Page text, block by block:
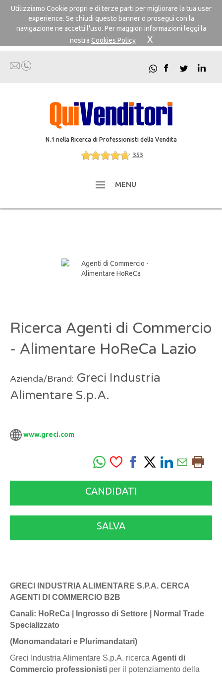
Utilizziamo Cookie propri e di terze parti per migliorare la tua user
experience. Se chiudi questo banner o prosegui con la
navigazione ne accetti l'uso. Per maggiori informazioni leggi la
nostra Cookies Policy X
N.1 nella Ricerca di Professionisti della Vendita
353
MENU
Ricerca Agenti di Commercio
- Alimentare HoReCa Lazio
Azienda/Brand: Greci Industria
Alimentare S.p.A.
www.greci.com
CANDIDATI
SALVA
GRECI INDUSTRIA ALIMENTARE S.P.A. CERCA
AGENTI DI COMMERCIO B2B
Canali: HoReCa | Ingrosso di Settore | Normal Trade
Specializzato
(Monomandatari e Plurimandatari)
Greci Industria Alimentare S.p.A. ricerca Agenti di
Commercio professionisti per il potenziamento della